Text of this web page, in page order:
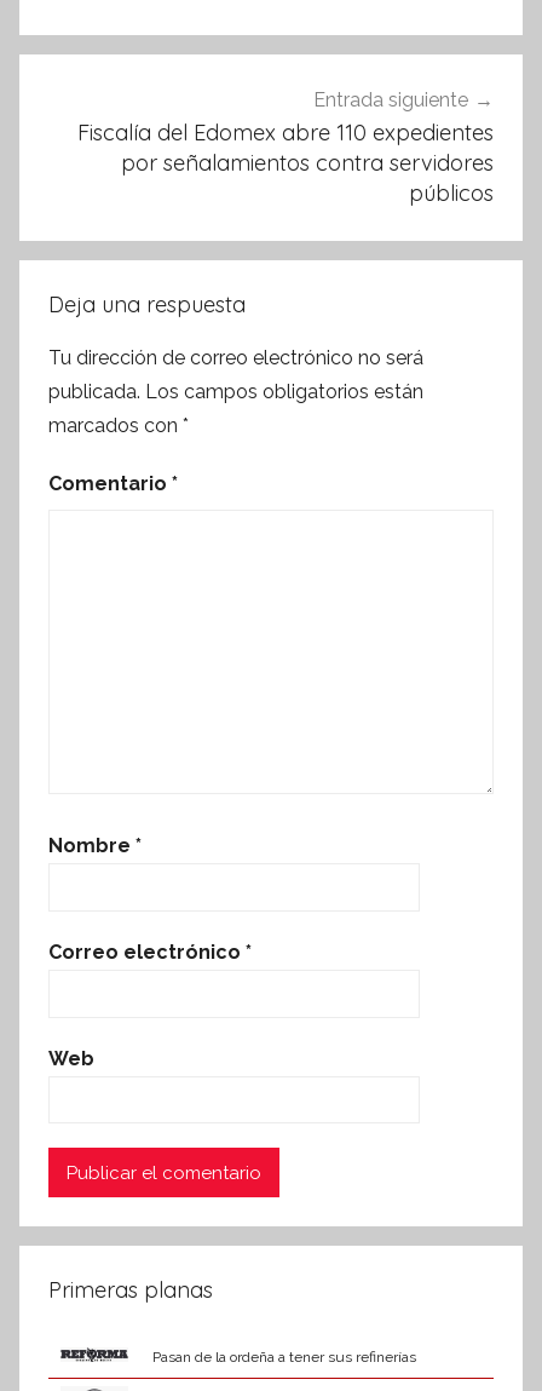
Entrada siguiente
Fiscalía del Edomex abre 110 expedientes
por señalamientos contra servidores
públicos
Deja una respuesta
Tu dirección de correo electrónico no será
publicada. Los campos obligatorios están
marcados con *
Comentario *
Nombre *
Correo electrónico *
Web
Primeras planas
Pasan de la ordeña a tener sus refinerías